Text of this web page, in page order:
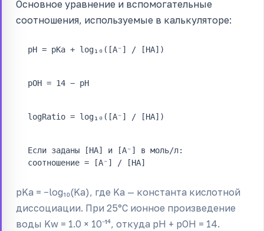
Основное уравнение и вспомогательные
соотношения, используемые в калькуляторе:
pH = pKa + log₁₀([A⁻] / [HA])
pOH = 14 − pH
logRatio = log₁₀([A⁻] / [HA])
Если заданы [HA] и [A⁻] в моль/л:
соотношение = [A⁻] / [HA]
pKa = −log₁₀(Ka), где Ka — константа кислотной
диссоциации. При 25°C ионное произведение
воды Kw = 1.0 × 10⁻¹⁴, откуда pH + pOH = 14.